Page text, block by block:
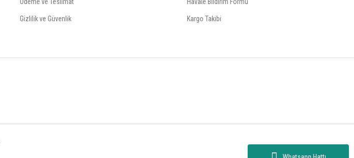
Ödeme ve Teslimat
Gizlilik ve Güvenlik
Havale Bildirim Formu
Kargo Takibi